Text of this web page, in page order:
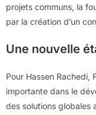
projets communs, la
par la création d’un
Une nouvelle
Pour Hassen Rachedi,
importante dans le
des solutions globales